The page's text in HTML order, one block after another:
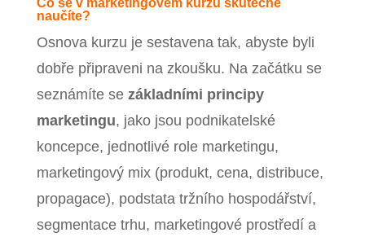
naučíte?
Osnova kurzu je sestavena tak, abyste byli
dobře připraveni na zkoušku. Na začátku se
seznámíte se základními principy
marketingu, jako jsou podnikatelské
koncepce, jednotlivé role marketingu,
marketingový mix (produkt, cena, distribuce,
propagace), podstata tržního hospodářství,
segmentace trhu, marketingové prostředí a